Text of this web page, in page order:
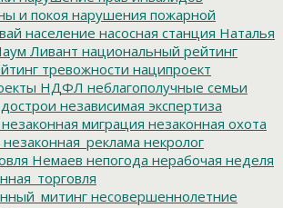
и покоя нарушения пожарной
население насосная станция Наталья
Ливант национальный рейтинг
тревожности наципроект
НДФЛ неблагополучные семьи
независимая экспертиза
незаконная миграция незаконная охота
незаконная_реклама некролог
Немаев непогода нерабочая неделя
несовершеннолетние